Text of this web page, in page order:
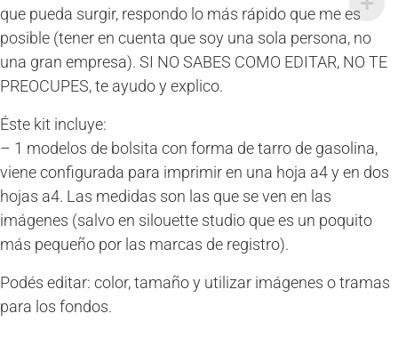
que pueda surgir, respondo lo más rápido que me es
posible (tener en cuenta que soy una sola persona, no
una gran empresa). SI NO SABES COMO EDITAR, NO TE
PREOCUPES, te ayudo y explico.
Éste kit incluye:
– 1 modelos de bolsita con forma de tarro de gasolina,
viene configurada para imprimir en una hoja a4 y en dos
hojas a4. Las medidas son las que se ven en las
imágenes (salvo en silouette studio que es un poquito
más pequeño por las marcas de registro).
Podés editar: color, tamaño y utilizar imágenes o tramas
para los fondos.